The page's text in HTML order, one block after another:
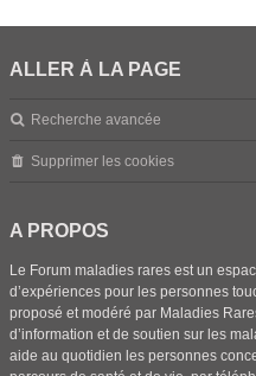
ALLER À LA PAGE
Recherche avancée
Supprimer les cookies
A PROPOS
Le Forum maladies rares est un
d’expériences pour les personnes
proposé et modéré par Maladies
d’information et de soutien sur les
aide au quotidien les personnes